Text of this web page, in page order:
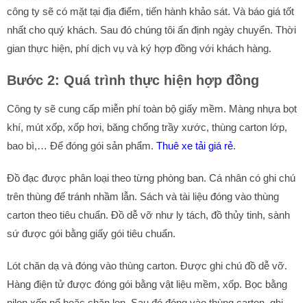
công ty sẽ có mặt tại địa điểm, tiến hành khảo sát. Và báo giá tốt
nhất cho quý khách. Sau đó chúng tôi ấn định ngày chuyển. Thời
gian thực hiện, phí dịch vụ và ký hợp đồng với khách hàng.
Bước 2: Quá trình thực hiện hợp đồng
Công ty sẽ cung cấp miễn phí toàn bộ giấy mềm. Màng nhựa bọt
khí, mút xốp, xốp hơi, băng chống trầy xước, thùng carton lớp,
bao bì,… Để đóng gói sản phẩm. Thuê xe tải giá rẻ.
Đồ đạc được phân loại theo từng phòng ban. Cá nhân có ghi chú
trên thùng để tránh nhầm lẫn. Sách và tài liệu đóng vào thùng
carton theo tiêu chuẩn. Đồ dễ vỡ như ly tách, đồ thủy tinh, sành
sứ được gói bằng giấy gói tiêu chuẩn.
Lót chăn dạ và đóng vào thùng carton. Được ghi chú đồ dễ vỡ.
Hàng điện tử được đóng gói bằng vật liệu mềm, xốp. Bọc bằng